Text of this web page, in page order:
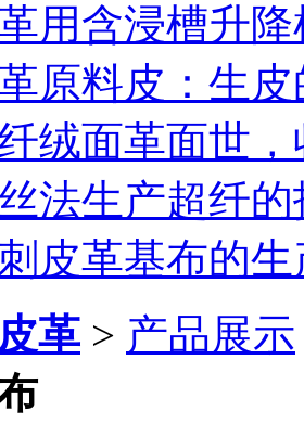
用含浸槽升
原料皮：生
绒面革面世
法生产超纤
皮革基布的
革 > 产品展示